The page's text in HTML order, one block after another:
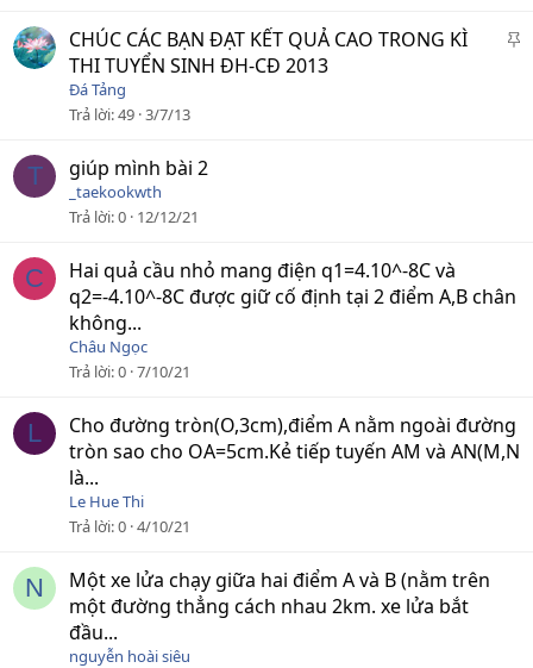
oêD
CHÚC CÁC BẠN ĐẠT KẾT QUẢ CAO TRONG KÌ
THI TUYỂN SINH ĐH-CĐ 2013
Đá Tảng
Trả lời 49 3/7/13
T giúp mình bài 2
_taekookwth
Trả lời 0 12/12/21
C
Hai quả cầu nhỏ mang điện q1=4.10^-8C và
q2=-4.10^-8C được giữ cố định tại 2 điểm A,B chân
không...
Châu Ngọc
Trả lời 0 7/10/21
L
Cho đường tròn(O,3cm),điểm A nằm ngoài đường
tròn sao cho OA=5cm.Kẻ tiếp tuyến AM và AN(M,N
là...
Le Hue Thi
Trả lời 0 4/10/21
N
Một xe lửa chạy giữa hai điểm A và B (nằm trên
một đường thẳng cách nhau 2km. xe lửa bắt
đầu...
nguyễn hoài siêu